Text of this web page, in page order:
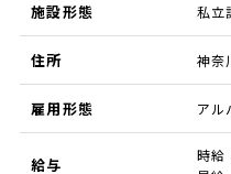
施設形態 私立
住所 神奈
雇用形態 アル
給与
時